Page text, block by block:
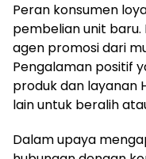
Peran konsumen
pembelian unit baru.
agen promosi dari
Pengalaman positif
produk dan layanan
lain untuk beralih
Dalam upaya